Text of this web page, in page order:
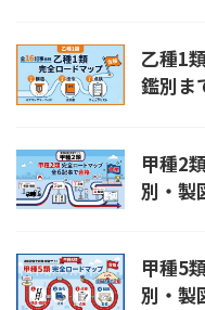
乙種1
鑑別ま
甲種2
別・製
甲種5
別・製